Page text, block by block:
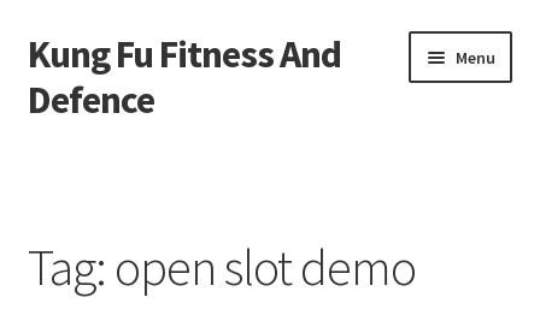
Skip
to
navigation
Skip
to
content
Kung Fu Fitness And
Defence
Menu
Contact us
Tag: open slot demo